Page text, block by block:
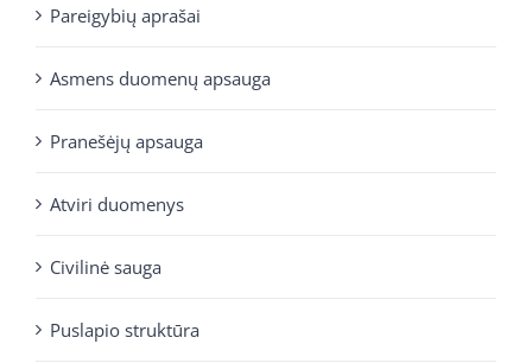
Pareigybių aprašai
Asmens duomenų apsauga
Pranešėjų apsauga
Atviri duomenys
Civilinė sauga
Puslapio struktūra